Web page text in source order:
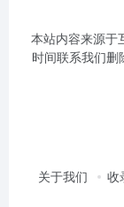
本站内容来源于
时间联系我们
关于我们 收